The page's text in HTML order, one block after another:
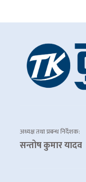
अध्यक्ष तथा प्रबन्ध निर्देशक:
सन्तोष कुमार यादव